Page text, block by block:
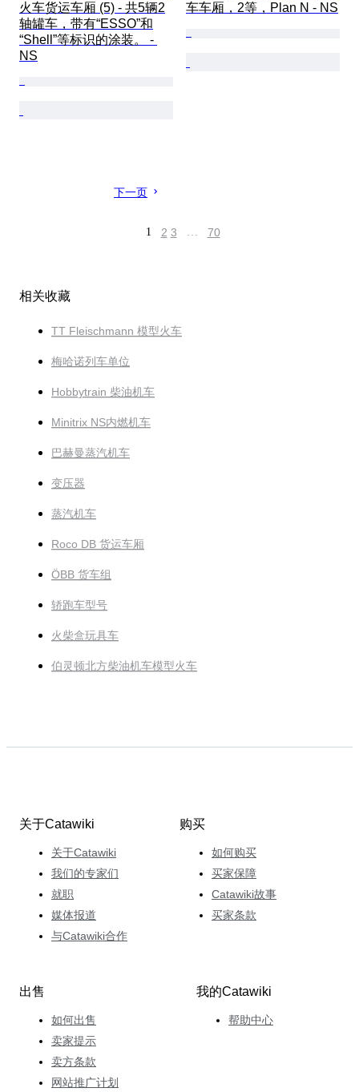
火车货运车厢 (5) - 共5辆2
轴罐车，带有“ESSO”和
“Shell”等标识的涂装。 -
NS
车车厢，2等，Plan N - NS
下一页
1 2 3 … 70
相关收藏
TT Fleischmann 模型火车
梅哈诺列车单位
Hobbytrain 柴油机车
Minitrix NS内燃机车
巴赫曼蒸汽机车
变压器
蒸汽机车
Roco DB 货运车厢
ÖBB 货车组
轿跑车型号
火柴盒玩具车
伯灵顿北方柴油机车模型火车
关于Catawiki
关于Catawiki
我们的专家们
就职
媒体报道
与Catawiki合作
购买
如何购买
买家保障
Catawiki故事
买家条款
出售
如何出售
卖家提示
卖方条款
网站推广计划
我的Catawiki
帮助中心